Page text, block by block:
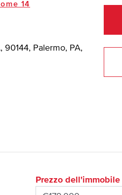
14
90144, Palermo, PA,
Prezzo dell'immobile